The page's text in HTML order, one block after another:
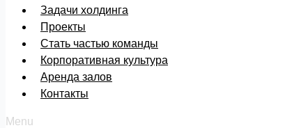
Задачи холдинга
Проекты
Стать частью команды
Корпоративная культура
Аренда залов
Контакты
Menu